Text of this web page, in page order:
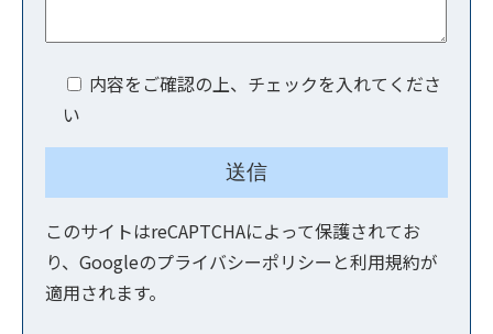
内容をご確認の上、チェックを入れてくださ
い
このサイトはreCAPTCHAによって保護されてお
り、Googleのプライバシーポリシー と利用規約が
適用されます。